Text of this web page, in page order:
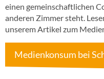
einen gemeinschaftlichen
anderen Zimmer steht.
unserem Artikel zum
Medienkonsum bei